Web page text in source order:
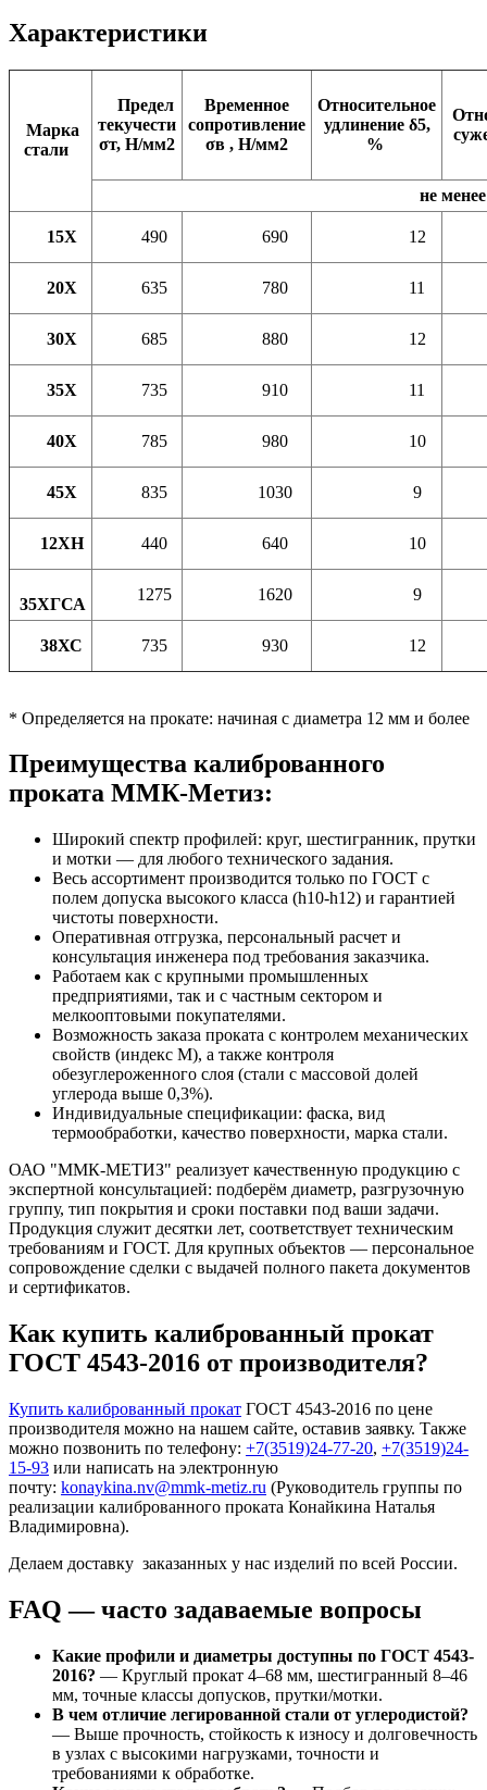
Характеристики
Марка
стали
Предел
текучести
σт, Н/мм2
Временное
сопротивление
σв , Н/мм2
Относительное
удлинение δ5,
%
не менее
15Х 490 690 12
20Х 635 780 11
30Х 685 880 12
35Х 735 910 11
40Х 785 980 10
45Х 835 1030 9
12ХН 440 640 10
35ХГСА
1275 1620 9
38ХС 735 930 12
* Определяется на прокате: начиная с диаметра 12 мм и более
Преимущества калиброванного
проката ММК-Метиз:
Широкий спектр профилей: круг, шестигранник, прутки
и мотки — для любого технического задания.
Весь ассортимент производится только по ГОСТ с
полем допуска высокого класса (h10-h12) и гарантией
чистоты поверхности.
Оперативная отгрузка, персональный расчет и
консультация инженера под требования заказчика.
Работаем как с крупными промышленных
предприятиями, так и с частным сектором и
мелкооптовыми покупателями.
Возможность заказа проката с контролем механических
свойств (индекс М), а также контроля
обезуглероженного слоя (стали с массовой долей
углерода выше 0,3%).
Индивидуальные спецификации: фаска, вид
термообработки, качество поверхности, марка стали.
ОАО "ММК-МЕТИЗ" реализует качественную продукцию с
экспертной консультацией: подберём диаметр, разгрузочную
группу, тип покрытия и сроки поставки под ваши задачи.
Продукция служит десятки лет, соответствует техническим
требованиям и ГОСТ. Для крупных объектов — персональное
сопровождение сделки с выдачей полного пакета документов
и сертификатов.
Как купить калиброванный прокат
ГОСТ 4543-2016 от производителя?
Купить калиброванный прокат ГОСТ 4543-2016 по цене
производителя можно на нашем сайте, оставив заявку. Также
можно позвонить по телефону: +7(3519)24-77-20, +7(3519)24-
15-93 или написать на электронную
почту: konaykina.nv@mmk-metiz.ru (Руководитель группы по
реализации калиброванного проката Конайкина Наталья
Владимировна).
Делаем доставку заказанных у нас изделий по всей России.
FAQ — часто задаваемые вопросы
Какие профили и диаметры доступны по ГОСТ 4543-
2016? — Круглый прокат 4–68 мм, шестигранный 8–46
мм, точные классы допусков, прутки/мотки.
В чем отличие легированной стали от углеродистой?
— Выше прочность, стойкость к износу и долговечность
в узлах с высокими нагрузками, точности и
требованиями к обработке.